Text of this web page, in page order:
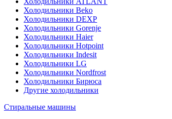
Холодильники Beko
Холодильники DEXP
Холодильники Gorenje
Холодильники Haier
Холодильники Hotpoint
Холодильники Indesit
Холодильники LG
Холодильники Nordfrost
Холодильники Бирюса
Другие холодильники
Стиральные машины